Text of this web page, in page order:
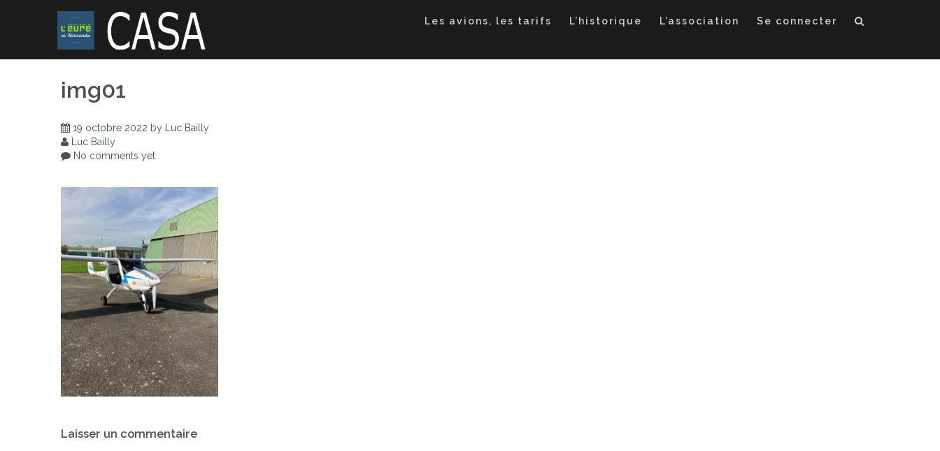
Les avions, les tarifs L’historique L’association Se connecter
img01
19 octobre 2022 by
Luc Bailly
Luc Bailly
No comments yet
de
Laisser un commentaire